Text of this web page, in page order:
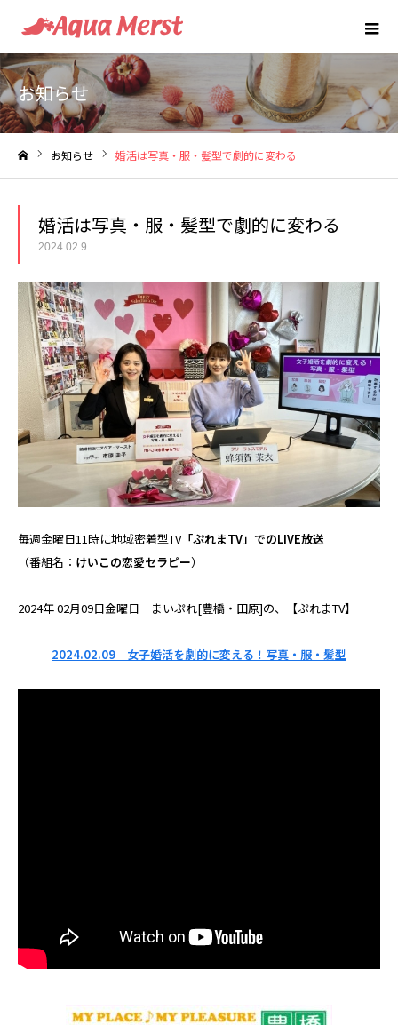
お知らせ
お知らせ 婚活は写真・服・髪型で劇的に変わる
婚活は写真・服・髪型で劇的に変わる
2024.02.9
毎週金曜日11時に地域密着型TV「ぷれまTV」でのLIVE放送
（番組名： けいこの恋愛セラピー）
2024年 02月09日金曜日 まいぷれ[豊橋・田原]の、【ぷれまTV】
2024.02.09 女子婚活を劇的に変える！写真・服・髪型